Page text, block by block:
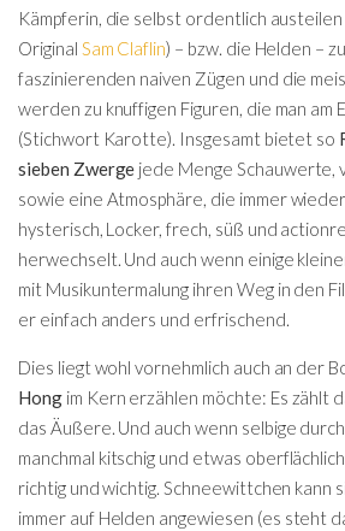
Kämpferin, die selbst ordentlich austeilen
Original Sam Claflin) – bzw. die Helden –
faszinierenden naiven Zügen und die
werden zu knuffigen Figuren, die man am
(Stichwort Karotte). Insgesamt bietet so
sieben Zwerge jede Menge Schauwerte,
sowie eine Atmosphäre, die immer
hysterisch, Locker, frech, süß und
herwechselt. Und auch wenn einige
mit Musikuntermalung ihren Weg in den
er einfach anders und erfrischend.
Dies liegt wohl vornehmlich auch an der
Hongim Kern erzählen möchte: Es zählt
das Äußere. Und auch wenn selbige
manchmal kitschig und etwas
richtig und wichtig. Schneewittchen kann
immer auf Helden angewiesen (es steht